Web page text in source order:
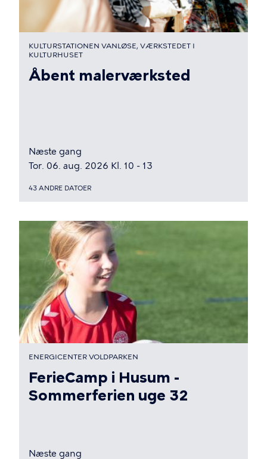
KULTURSTATIONEN VANLØSE, VÆRKSTEDET I
KULTURHUSET
Åbent malerværksted
Næste gang
Tor. 06. aug. 2026 Kl. 10 - 13
43 ANDRE DATOER
ENERGICENTER VOLDPARKEN
FerieCamp i Husum -
Sommerferien uge 32
Næste gang